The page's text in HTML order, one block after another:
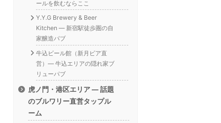
ールを飲むならここ
Y.Y.G Brewery & Beer
Kitchen — 新宿駅徒歩圏の自
家醸造パブ
牛込ビール館（新月ビア直
営）— 牛込エリアの隠れ家ブ
リューパブ
虎ノ門・港区エリア — 話題
のブルワリー直営タップル
ーム